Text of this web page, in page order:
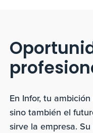
En Infor, tu
sino también el
sirve la empresa.